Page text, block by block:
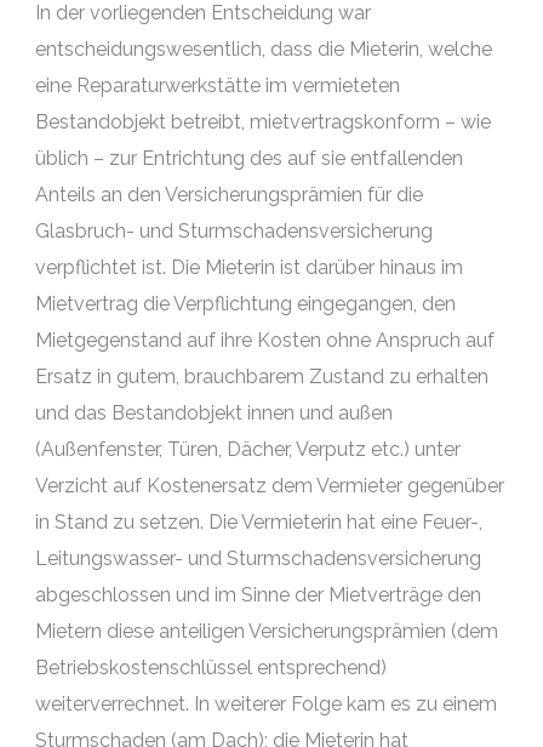
In der vorliegenden Entscheidung war
entscheidungswesentlich, dass die Mieterin, welche
eine Reparaturwerkstätte im vermieteten
Bestandobjekt betreibt, mietvertragskonform – wie
üblich – zur Entrichtung des auf sie entfallenden
Anteils an den Versicherungsprämien für die
Glasbruch- und Sturmschadensversicherung
verpflichtet ist. Die Mieterin ist darüber hinaus im
Mietvertrag die Verpflichtung eingegangen, den
Mietgegenstand auf ihre Kosten ohne Anspruch auf
Ersatz in gutem, brauchbarem Zustand zu erhalten
und das Bestandobjekt innen und außen
(Außenfenster, Türen, Dächer, Verputz etc.) unter
Verzicht auf Kostenersatz dem Vermieter gegenüber
in Stand zu setzen. Die Vermieterin hat eine Feuer-,
Leitungswasser- und Sturmschadensversicherung
abgeschlossen und im Sinne der Mietverträge den
Mietern diese anteiligen Versicherungsprämien (dem
Betriebskostenschlüssel entsprechend)
weiterverrechnet. In weiterer Folge kam es zu einem
Sturmschaden (am Dach); die Mieterin hat